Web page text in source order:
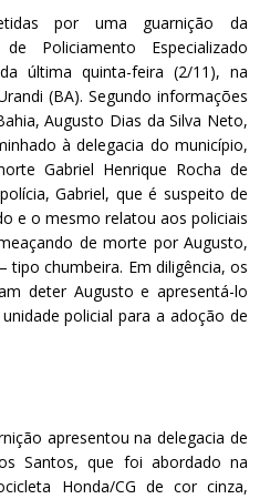
por uma guarnição da
Policiamento Especializado
última quinta-feira (2/11), na
(BA). Segundo informações
Augusto Dias da Silva Neto,
à delegacia do município,
Gabriel Henrique Rocha de
Gabriel, que é suspeito de
e o mesmo relatou aos policiais
de morte por Augusto,
tipo chumbeira. Em diligência, os
deter Augusto e apresentá-lo
policial para a adoção de
apresentou na delegacia de
Santos, que foi abordado na
Honda/CG de cor cinza,